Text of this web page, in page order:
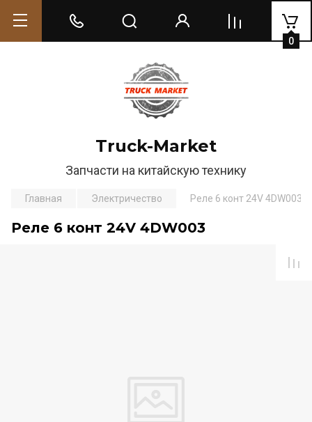
Truck-Market
Запчасти на китайскую технику
0
Главная Электричество Реле 6 конт 24V 4DW003
Реле 6 конт 24V 4DW003